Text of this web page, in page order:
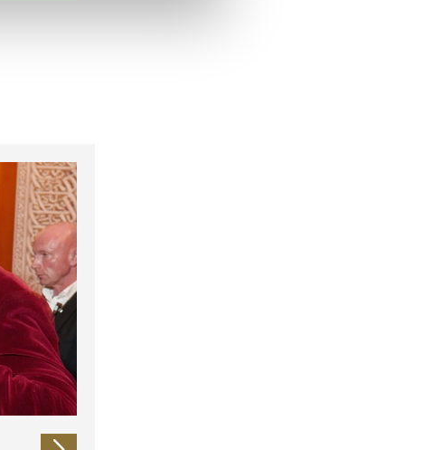
Medien anbieten zu können
führen diese Informationen
im Rahmen Ihrer Nutzung